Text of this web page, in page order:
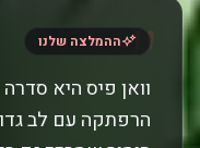
" ההמלצה שלנו
וואן פיס היא
הרפתקה עם לב